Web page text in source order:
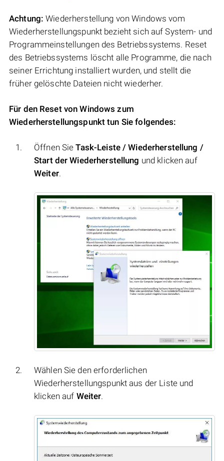
Achtung: Wiederherstellung von Windows vom
Wiederherstellungspunkt bezieht sich auf System- und
Programmeinstellungen des Betriebssystems. Reset
des Betriebssystems löscht alle Programme, die nach
seiner Errichtung installiert wurden, und stellt die
früher gelöschte Dateien nicht wiederher.
Für den Reset von Windows zum
Wiederherstellungspunkt tun Sie folgendes:
Öffnen SieTask-Leiste / Wiederherstellung /
Start der Wiederherstellung und klicken auf
Weiter.
Wählen Sie den erforderlichen
Wiederherstellungspunkt aus der Liste und
klicken auf Weiter.